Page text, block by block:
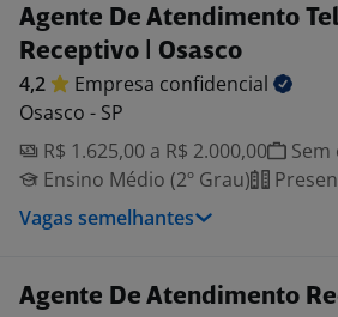
Agente De Atendimento
Receptivo | Osasco
4,2 Empresa confidencial
Osasco - SP
R$ 1.625,00 a R$ 2.000,00
Sem
Ensino Médio (2º Grau)
Vagas semelhantes
Agente De Atendimento